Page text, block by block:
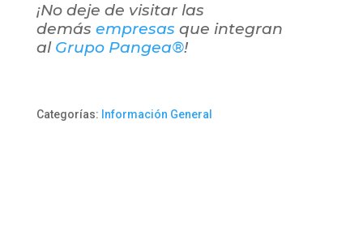
¡No deje de visitar las
demás empresas que integran
al Grupo Pangea®!
Categorías: Información General